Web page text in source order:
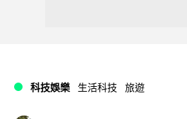
科技娛樂 生活科技 旅遊